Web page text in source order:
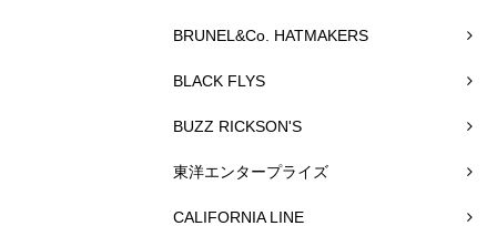
BRUNEL&Co. HATMAKERS
BLACK FLYS
BUZZ RICKSON'S
東洋エンタープライズ
CALIFORNIA LINE